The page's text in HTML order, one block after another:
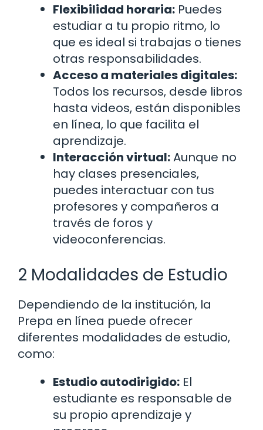
Flexibilidad horaria: Puedes
estudiar a tu propio ritmo, lo
que es ideal si trabajas o tienes
otras responsabilidades.
Acceso a materiales digitales:
Todos los recursos, desde libros
hasta videos, están disponibles
en línea, lo que facilita el
aprendizaje.
Interacción virtual:Aunque no
hay clases presenciales,
puedes interactuar con tus
profesores y compañeros a
través de foros y
videoconferencias.
2 Modalidades de Estudio
Dependiendo de la institución, la
Prepa en línea puede ofrecer
diferentes modalidades de estudio,
como:
Estudio autodirigido: El
estudiante es responsable de
su propio aprendizaje y